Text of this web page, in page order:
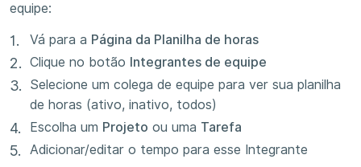
equipe:
Vá para a Página da Planilha de horas
Clique no botão Integrantes de equipe
Selecione um colega de equipe para ver sua planilha
de horas (ativo, inativo, todos)
Escolha um Projeto ou uma Tarefa
Adicionar/editar o tempo para esse Integrante